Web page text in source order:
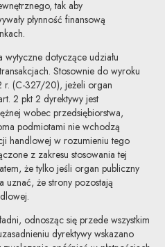
tak aby
płynność finansową
dotyczące udziału
Stosownie do wyroku
r. (C-327/20), jeżeli organ
2 pkt 2 dyrektywy jest
wobec przedsiębiorstwa,
podmiotami nie wchodzą
handlowej w rozumieniu tego
z zakresu stosowania tej
że tylko jeśli organ publiczny
uznać, że strony pozostają
odnosząc się przede wszystkim
dyrektywy wskazano